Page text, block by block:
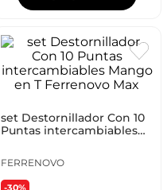
set Destornillador Con 10
Puntas intercambiables
Max
FERRENOVO